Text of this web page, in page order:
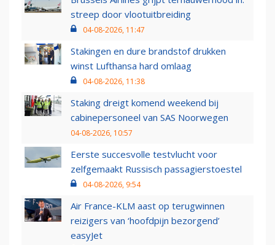
streep door vlootuitbreiding
04-08-2026, 11:47
Stakingen en dure brandstof drukken
winst Lufthansa hard omlaag
04-08-2026, 11:38
Staking dreigt komend weekend bij
cabinepersoneel van SAS Noorwegen
04-08-2026, 10:57
Eerste succesvolle testvlucht voor
zelfgemaakt Russisch passagierstoestel
04-08-2026, 9:54
Air France-KLM aast op terugwinnen
reizigers van ‘hoofdpijn bezorgend’
easyJet